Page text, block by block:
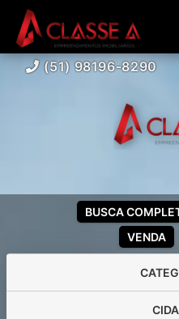
(51) 98196-8290
VENDA
BUSCA